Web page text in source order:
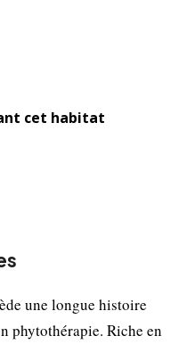
cet habitat
une longue histoire
phytothérapie. Riche en